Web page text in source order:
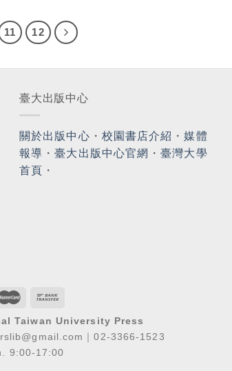
11 12
臺大出版中心
關於出版中心 ・ 校園書店介紹 ・媒體
報導 ・臺大出版中心官網 ・臺灣大學
首頁 ・
Taiwan University Press
｜02-3366-1523
9:00-17:00